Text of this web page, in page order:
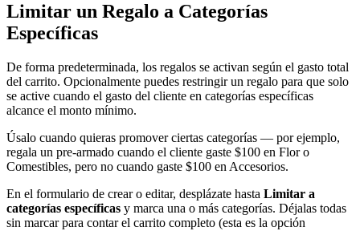
Limitar un Regalo a Categorías
Específicas
De forma predeterminada, los regalos se activan según el gasto total
del carrito. Opcionalmente puedes restringir un regalo para que solo
se active cuando el gasto del cliente en categorías específicas
alcance el monto mínimo.
Úsalo cuando quieras promover ciertas categorías — por ejemplo,
regala un pre-armado cuando el cliente gaste $100 en Flor o
Comestibles, pero no cuando gaste $100 en Accesorios.
En el formulario de crear o editar, desplázate hasta Limitar a
categorías específicas y marca una o más categorías. Déjalas todas
sin marcar para contar el carrito completo (esta es la opción